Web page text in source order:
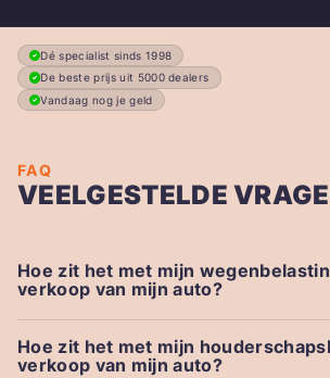
Dé specialist sinds 1998
De beste prijs uit 5000 dealers
Vandaag nog je geld
FAQ
VEELGESTELDE
Hoe zit het met mijn
verkoop van mijn auto?
Hoe zit het met mijn
verkoop van mijn auto?